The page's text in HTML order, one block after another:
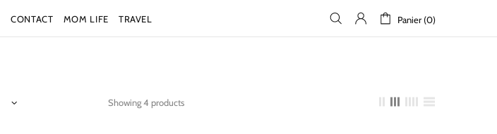
CONTACT MOM LIFE TRAVEL Panier (0)
Showing 4 products